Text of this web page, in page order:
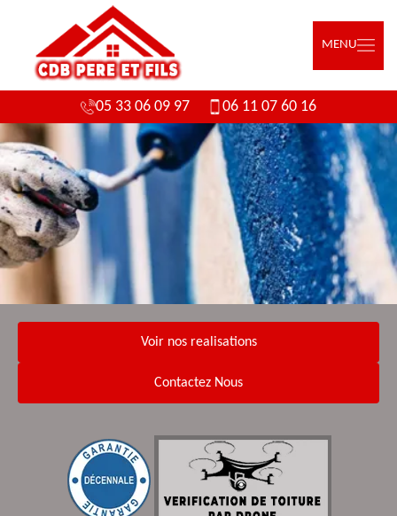
MENU
05 33 06 09 97 06 11 07 60 16
Voir nos realisations
Contactez Nous